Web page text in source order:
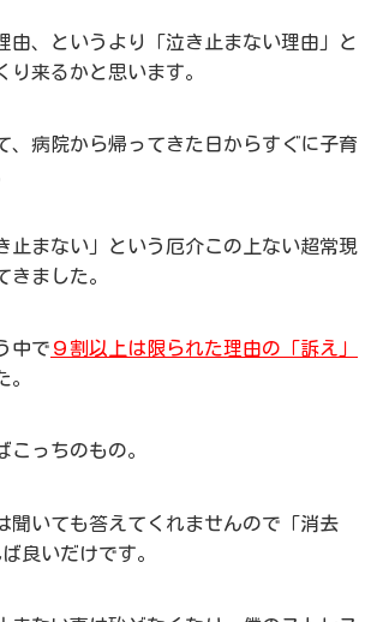
由、というより「泣き止まない理由」と
り来るかと思います。
、病院から帰ってきた日からすぐに子育
止まない」という厄介この上ない超常現
きました。
中で ９割以上は限られた理由の「訴え」
。
こっちのもの。
聞いても答えてくれませんので「消去
良いだけです。